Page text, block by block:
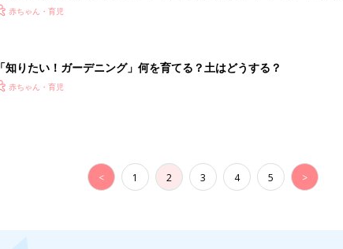
赤ちゃん・育児
「知りたい！ガーデニング」何を育てる？土はどうする？
赤ちゃん・育児
< 1 2 3 4 5 >